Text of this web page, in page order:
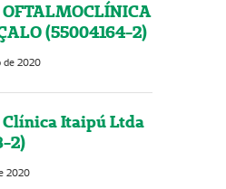
(55004164-2)
de 2020
Itaipú Ltda
2)
2020